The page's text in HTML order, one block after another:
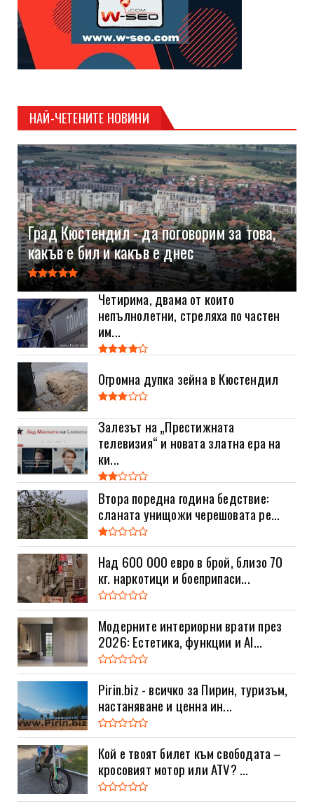
НАЙ-ЧЕТЕНИТЕ НОВИНИ
Град Кюстендил - да поговорим за това,
какъв е бил и какъв е днес
Четирима, двама от които
непълнолетни, стреляха по частен
им...
Огромна дупка зейна в Кюстендил
Залезът на „Престижната
телевизия“ и новата златна ера на
ки...
Втора поредна година бедствие:
сланата унищожи черешовата ре...
Над 600 000 евро в брой, близо 70
кг. наркотици и боеприпаси...
Модерните интериорни врати през
2026: Естетика, функции и AI...
Pirin.biz - всичко за Пирин, туризъм,
настаняване и ценна ин...
Кой е твоят билет към свободата –
кросовият мотор или ATV? ...